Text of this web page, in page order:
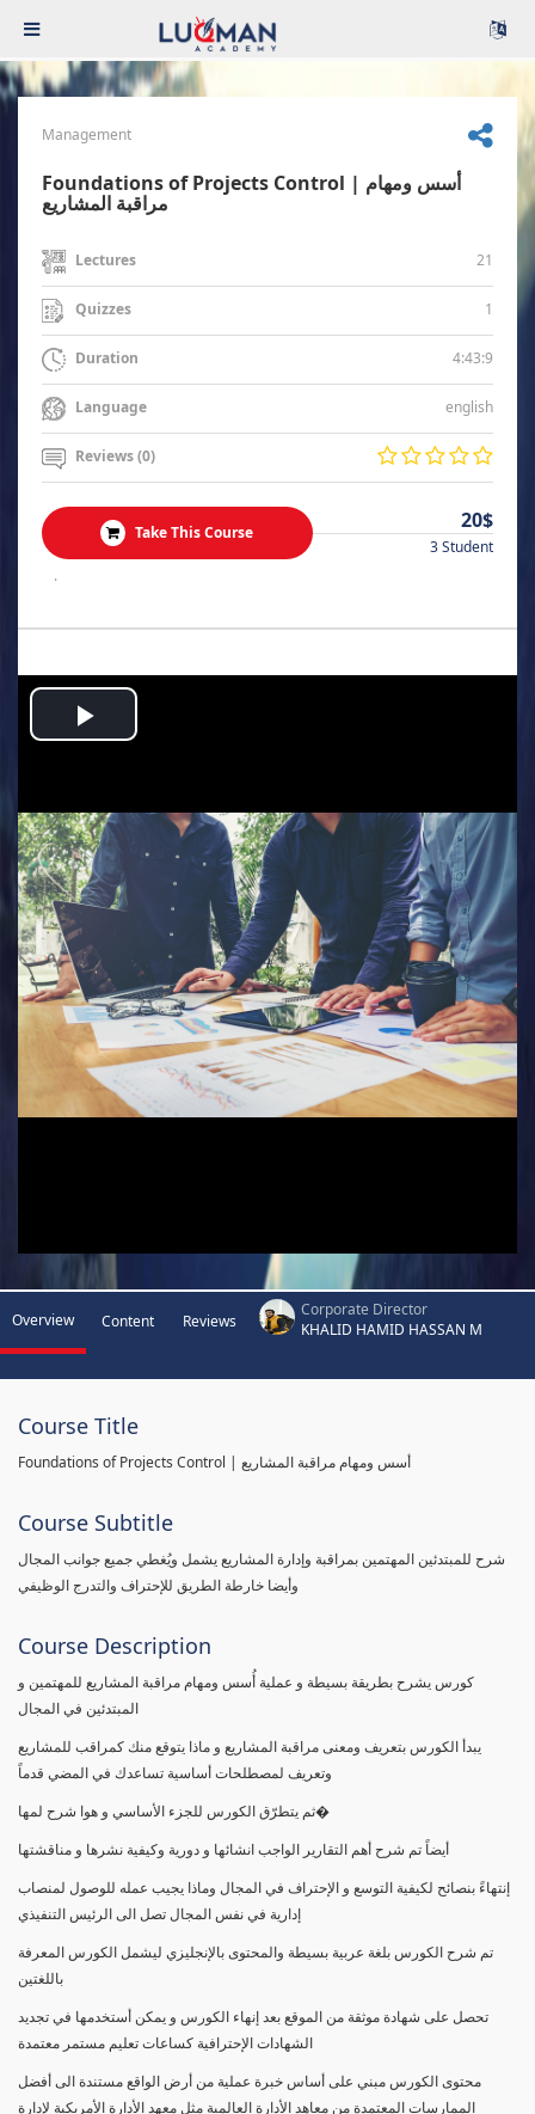
Management
Foundations of Projects Control | أسس ومهام
مراقبة المشاريع
Lectures 21
Quizzes 1
Duration 4:43:9
Language english
Reviews (0)
Take This Course 20$
3 Student
.
Play
Overview Content Reviews
Corporate Director
KHALID HAMID HASSAN M
Course Title
Foundations of Projects Control | أسس ومهام مراقبة المشاريع
Course Subtitle
شرح للمبتدئين المهتمين بمراقبة وإدارة المشاريع يشمل ويُغطي جميع جوانب المجال
وأيضا خارطة الطريق للإحتراف والتدرج الوظيفي
Course Description
كورس يشرح بطريقة بسيطة و عملية أُسس ومهام مراقبة المشاريع للمهتمين و
المبتدئين في المجال
يبدأ الكورس بتعريف ومعنى مراقبة المشاريع و ماذا يتوقع منك كمراقب للمشاريع
وتعريف لمصطلحات أساسية تساعدك في المضي قدماً
ثم يتطرّق الكورس للجزء الأساسي و هوا شرح لمها�
أيضاً تم شرح أهم التقارير الواجب انشائها و دورية وكيفية نشرها و مناقشتها
إنتهاءً بنصائح لكيفية التوسع و الإحتراف في المجال وماذا يجيب عمله للوصول لمنصاب
إدارية في نفس المجال تصل الى الرئيس التنفيذي
تم شرح الكورس بلغة عربية بسيطة والمحتوى بالإنجليزي ليشمل الكورس المعرفة
باللغتين
تحصل على شهادة موثقة من الموقع بعد إنهاء الكورس و يمكن أستخدمها في تجديد
الشهادات الإحترافية كساعات تعليم مستمر معتمدة
محتوى الكورس مبني على أساس خبرة عملية من أرض الواقع مستندة الى أفضل
الممارسات المعتمدة من معاهد الأدارة العالمية مثل معهد الأدارة الأمريكية لإدارة